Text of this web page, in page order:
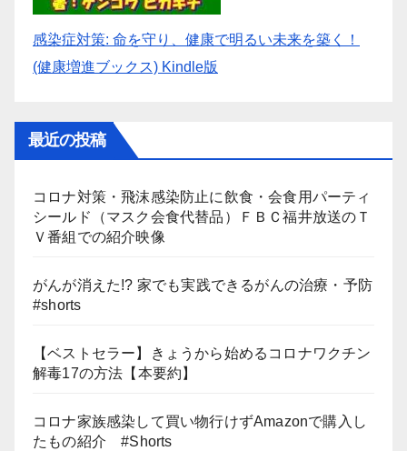
感染症対策: 命を守り、健康で明るい未来を築く！
(健康増進ブックス) Kindle版
最近の投稿
コロナ対策・飛沫感染防止に飲食・会食用パーティ
シールド（マスク会食代替品）ＦＢＣ福井放送のＴ
Ｖ番組での紹介映像
がんが消えた!? 家でも実践できるがんの治療・予防
#shorts
【ベストセラー】きょうから始めるコロナワクチン
解毒17の方法【本要約】
コロナ家族感染して買い物行けずAmazonで購入し
たもの紹介 #Shorts